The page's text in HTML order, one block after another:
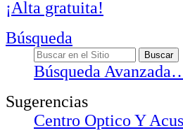
¡Alta gratuita!
Búsqueda
Búsqueda
Sugerencias
Centro Optico Y